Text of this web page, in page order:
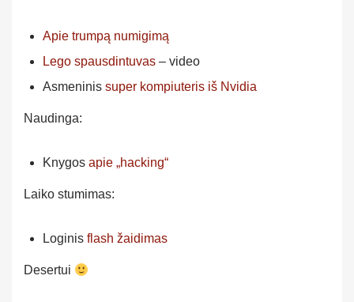
Apie trumpą numigimą
Lego spausdintuvas – video
Asmeninis super kompiuteris iš Nvidia
Naudinga:
Knygos apie „hacking“
Laiko stumimas:
Loginis flash žaidimas
Desertui